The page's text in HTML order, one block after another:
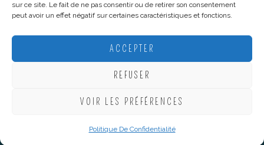
sur ce site. Le fait de ne pas consentir ou de retirer son consentement
peut avoir un effet négatif sur certaines caractéristiques et fonctions.
ACCEPTER
REFUSER
VOIR LES PRÉFÉRENCES
Politique De Confidentialité
CGV
Politique De Confidentialité
Plan du site
Webmarketing